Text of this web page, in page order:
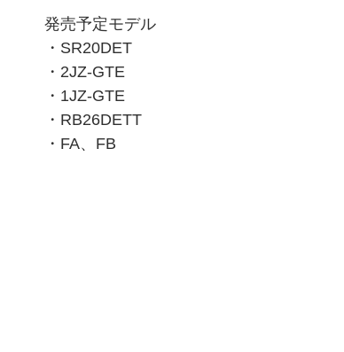
発売予定モデル
・SR20DET
・2JZ-GTE
・1JZ-GTE
・RB26DETT
・FA、FB